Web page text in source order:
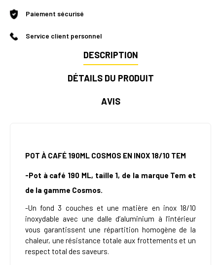
Paiement sécurisé
Service client personnel
DESCRIPTION
DÉTAILS DU PRODUIT
AVIS
POT À CAFÉ 190ML COSMOS EN INOX 18/10 TEM
-Pot à café 190 ML, taille 1, de la marque Tem et
de la gamme Cosmos.
-Un fond 3 couches et une matière en inox 18/10
inoxydable avec une dalle d’aluminium à l’intérieur
vous garantissent une répartition homogène de la
chaleur, une résistance totale aux frottements et un
respect total des saveurs.